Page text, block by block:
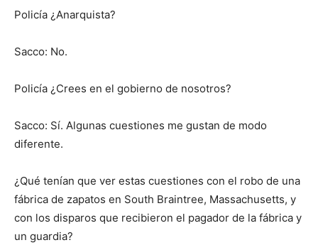
Policía ¿Anarquista?
Sacco: No.
Policía ¿Crees en el gobierno de nosotros?
Sacco: Sí. Algunas cuestiones me gustan de modo
diferente.
¿Qué tenían que ver estas cuestiones con el robo de una
fábrica de zapatos en South Braintree, Massachusetts, y
con los disparos que recibieron el pagador de la fábrica y
un guardia?